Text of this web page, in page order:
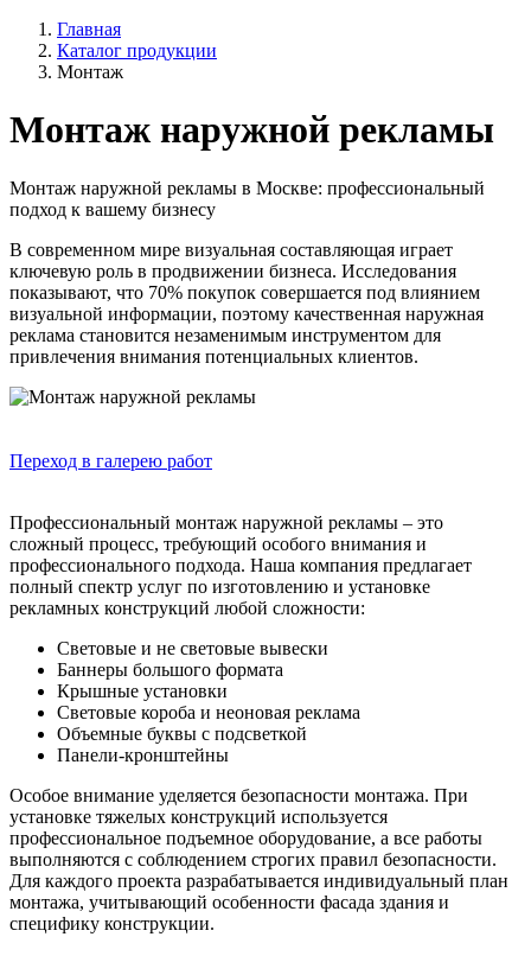
Главная
Каталог продукции
Монтаж
Монтаж наружной рекламы
Монтаж наружной рекламы в Москве: профессиональный
подход к вашему бизнесу
В современном мире визуальная составляющая играет
ключевую роль в продвижении бизнеса. Исследования
показывают, что 70% покупок совершается под влиянием
визуальной информации, поэтому качественная наружная
реклама становится незаменимым инструментом для
привлечения внимания потенциальных клиентов.
Переход в галерею работ
Профессиональный монтаж наружной рекламы – это
сложный процесс, требующий особого внимания и
профессионального подхода. Наша компания предлагает
полный спектр услуг по изготовлению и установке
рекламных конструкций любой сложности:
Световые и не световые вывески
Баннеры большого формата
Крышные установки
Световые короба и неоновая реклама
Объемные буквы с подсветкой
Панели-кронштейны
Особое внимание уделяется безопасности монтажа. При
установке тяжелых конструкций используется
профессиональное подъемное оборудование, а все работы
выполняются с соблюдением строгих правил безопасности.
Для каждого проекта разрабатывается индивидуальный план
монтажа, учитывающий особенности фасада здания и
специфику конструкции.